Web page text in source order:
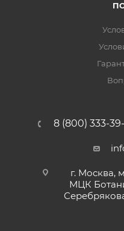
8 (800) 333-
г. Москва,
МЦК